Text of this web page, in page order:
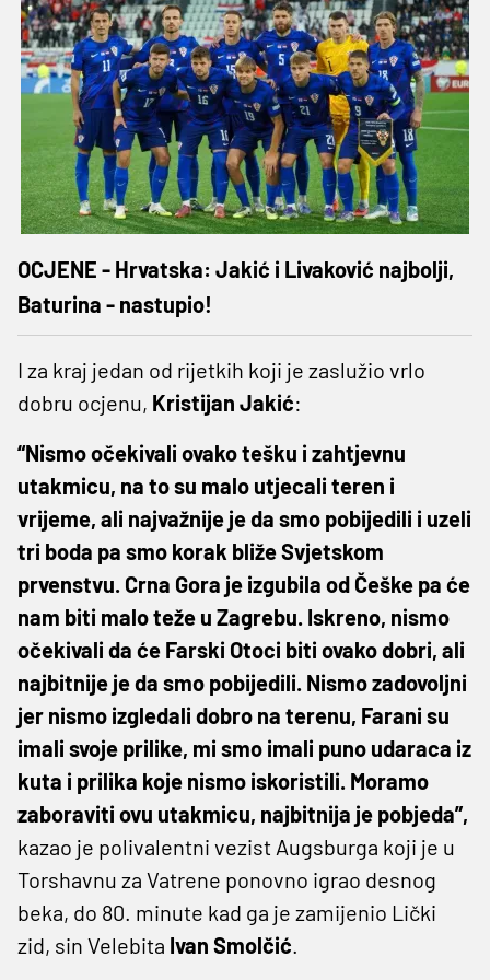
OCJENE - Hrvatska: Jakić i Livaković najbolji,
Baturina - nastupio!
I za kraj jedan od rijetkih koji je zaslužio vrlo
dobru ocjenu, Kristijan Jakić:
“Nismo očekivali ovako tešku i zahtjevnu
utakmicu, na to su malo utjecali teren i
vrijeme, ali najvažnije je da smo pobijedili i uzeli
tri boda pa smo korak bliže Svjetskom
prvenstvu. Crna Gora je izgubila od Češke pa će
nam biti malo teže u Zagrebu. Iskreno, nismo
očekivali da će Farski Otoci biti ovako dobri, ali
najbitnije je da smo pobijedili. Nismo zadovoljni
jer nismo izgledali dobro na terenu, Farani su
imali svoje prilike, mi smo imali puno udaraca iz
kuta i prilika koje nismo iskoristili. Moramo
zaboraviti ovu utakmicu, najbitnija je pobjeda”,
kazao je polivalentni vezist Augsburga koji je u
Torshavnu za Vatrene ponovno igrao desnog
beka, do 80. minute kad ga je zamijenio Lički
zid, sin Velebita Ivan Smolčić.